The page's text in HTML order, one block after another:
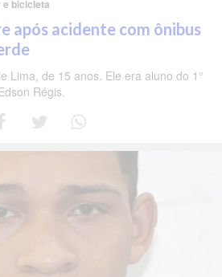
bicicleta
após acidente com ônibus
Lima, de 15 anos. Ele era aluno do 1°
Régis.